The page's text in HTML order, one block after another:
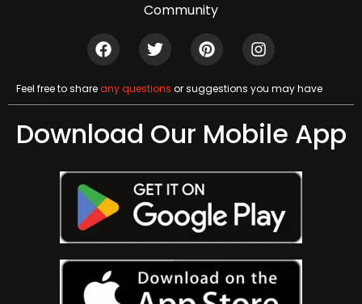
Community
Feel free to shareany questions or suggestions you may have
Download Our Mobile App